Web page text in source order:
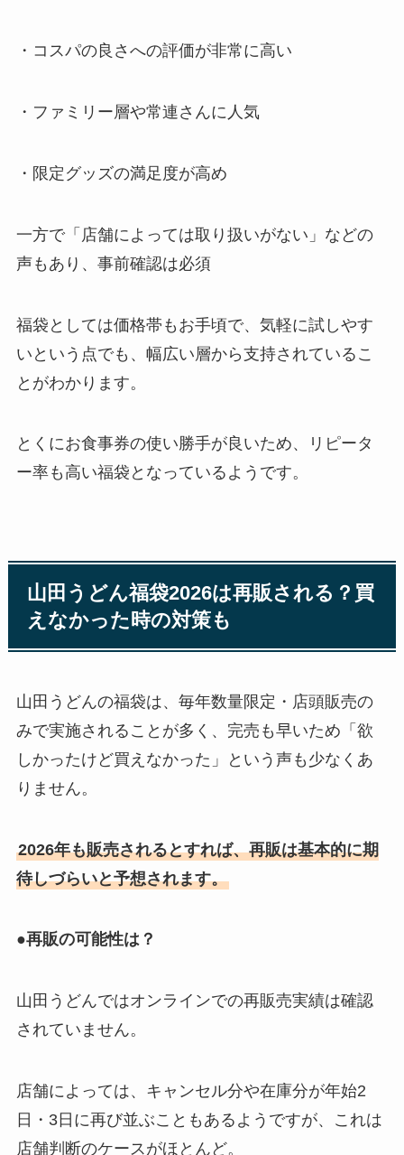
・コスパの良さへの評価が非常に高い
・ファミリー層や常連さんに人気
・限定グッズの満足度が高め
一方で「店舗によっては取り扱いがない」などの
声もあり、事前確認は必須
福袋としては価格帯もお手頃で、気軽に試しやす
いという点でも、幅広い層から支持されているこ
とがわかります。
とくにお食事券の使い勝手が良いため、リピータ
ー率も高い福袋となっているようです。
山田うどん福袋2026は再販される？買
えなかった時の対策も
山田うどんの福袋は、毎年数量限定・店頭販売の
みで実施されることが多く、完売も早いため「欲
しかったけど買えなかった」という声も少なくあ
りません。
2026年も販売されるとすれば、再販は基本的に期
待しづらいと予想されます。
●再販の可能性は？
山田うどんではオンラインでの再販売実績は確認
されていません。
店舗によっては、キャンセル分や在庫分が年始2
日・3日に再び並ぶこともあるようですが、これは
店舗判断のケースがほとんど。